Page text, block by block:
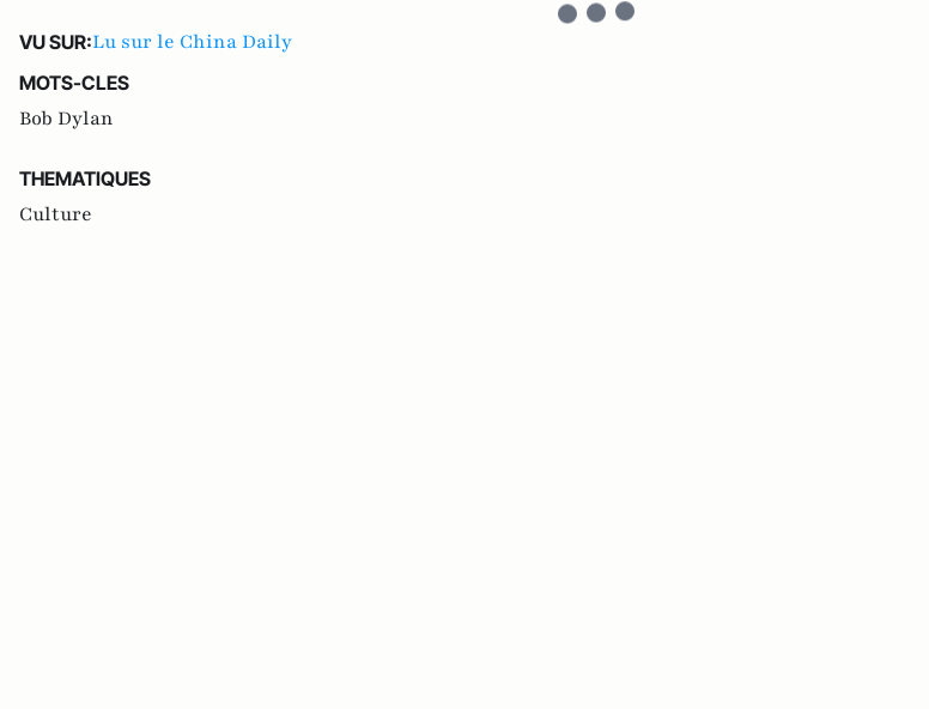
VU SUR:Lu sur le China Daily
MOTS-CLES
Bob Dylan
THEMATIQUES
Culture